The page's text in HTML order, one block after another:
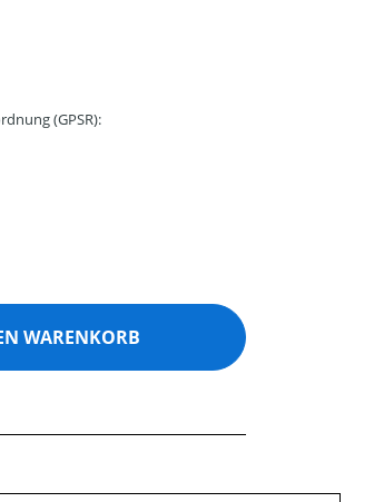
(GPSR):
Wert ein oder
WARENKORB